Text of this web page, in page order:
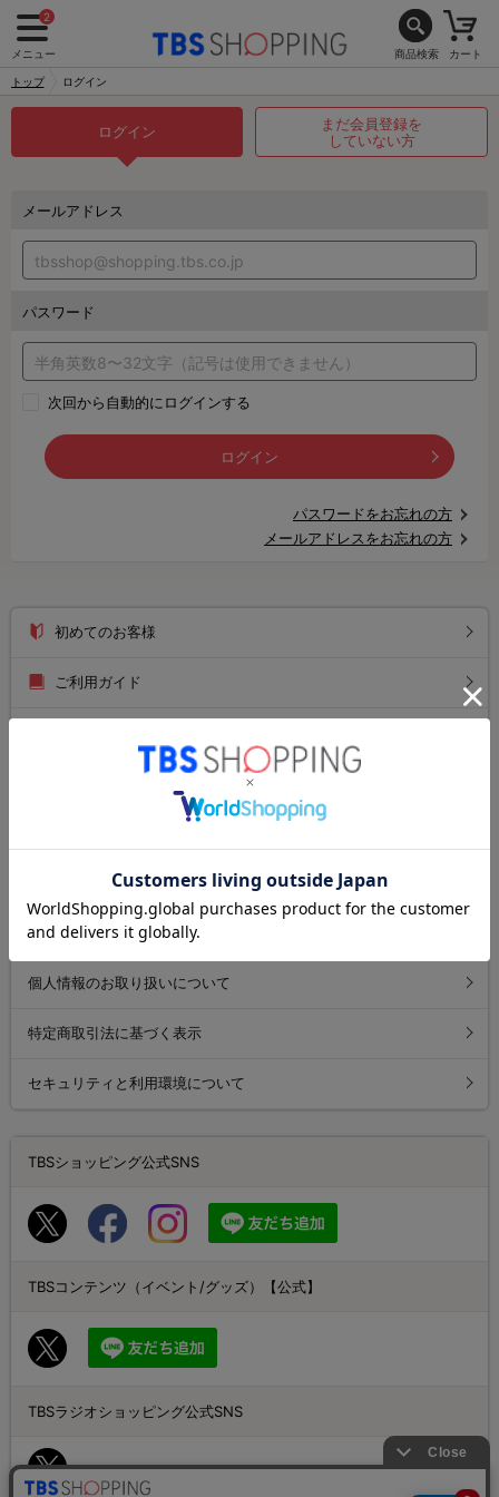
2
メニュー 商品検索 カート
トップ ログイン
ログイン
まだ会員登録を
していない方
メールアドレス
パスワード
次回から自動的にログインする
ログイン
パスワードをお忘れの方
メールアドレスをお忘れの方
初めてのお客様
ご利用ガイド
よくあるご質問
お問い合わせ
個人情報のお取り扱いについて
特定商取引法に基づく表示
セキュリティと利用環境について
TBSショッピング公式SNS
TBSコンテンツ（イベント/グッズ）【公式】
TBSラジオショッピング公式SNS